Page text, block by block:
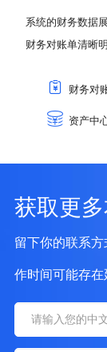
系统的财务数据
财务对账单清晰
财务对
资产中
获取更
留下你的联系
作时间可能存在